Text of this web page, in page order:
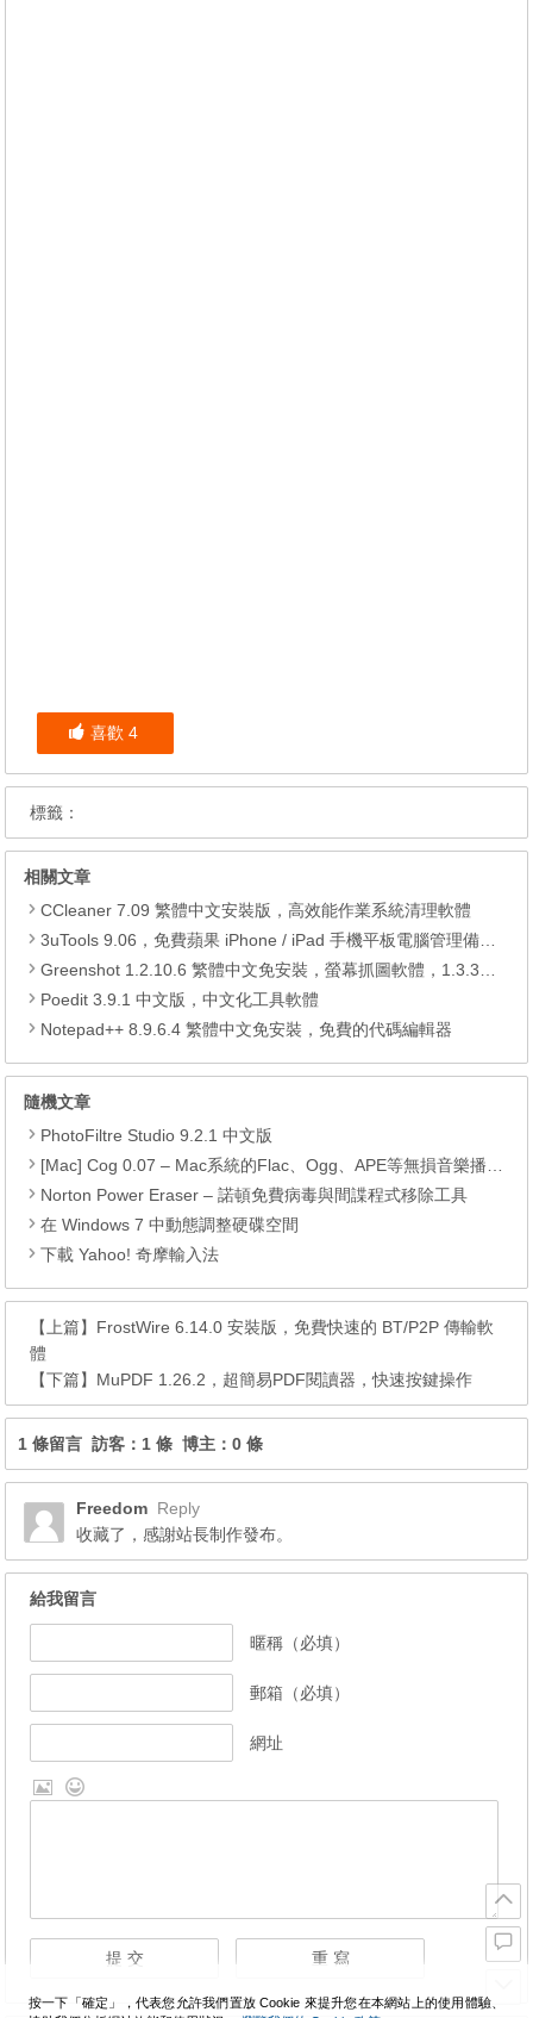
喜歡 4
標籤：
相關文章
CCleaner 7.09 繁體中文安裝版，高效能作業系統清理軟體
3uTools 9.06，免費蘋果 iPhone / iPad 手機平板電腦管理備份還原軟體
Greenshot 1.2.10.6 繁體中文免安裝，螢幕抓圖軟體，1.3.315 安裝版
Poedit 3.9.1 中文版，中文化工具軟體
Notepad++ 8.9.6.4 繁體中文免安裝，免費的代碼編輯器
隨機文章
PhotoFiltre Studio 9.2.1 中文版
[Mac] Cog 0.07 – Mac系統的Flac、Ogg、APE等無損音樂播放器
Norton Power Eraser – 諾頓免費病毒與間諜程式移除工具
在 Windows 7 中動態調整硬碟空間
下載 Yahoo! 奇摩輸入法
【上篇】 FrostWire 6.14.0 安裝版，免費快速的 BT/P2P 傳輸軟
體
【下篇】 MuPDF 1.26.2，超簡易PDF閱讀器，快速按鍵操作
1 條留言 訪客：1 條 博主：0 條
Freedom Reply
收藏了，感謝站長制作發布。
給我留言
暱稱（必填）
郵箱（必填）
網址
按一下「確定」，代表您允許我們置放 Cookie 來提升您在本網站上的使用體驗、